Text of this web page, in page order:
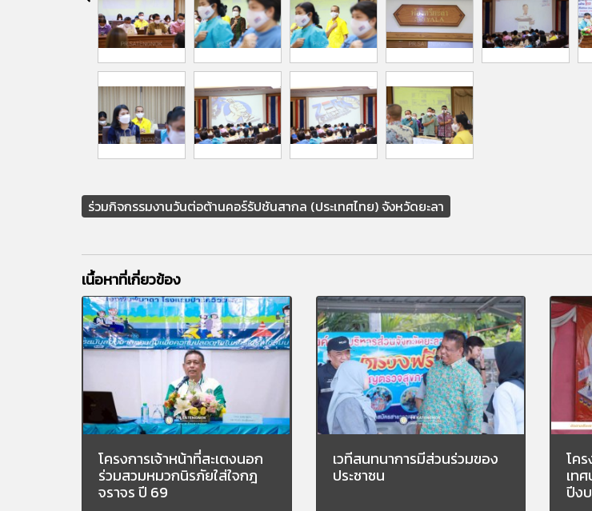
ร่วมกิจกรรมงานวันต่อต้านคอร์รัปชันสากล (ประเทศไทย) จังหวัดยะลา
เนื้อหาที่เกี่ยวข้อง
โครงการเจ้าหน้าที่สะเตงนอก
ร่วมสวมหมวกนิรภัยใส่ใจกฎ
จราจร ปี 69
เวทีสนทนาการมีส่วนร่วมของ
ประชาชน
โค
เท
ปีง